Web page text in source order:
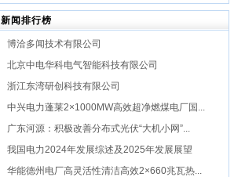
站项目5台锅炉全部点火
成功
新闻排行榜
博洽多闻技术有限公司
北京中电华科电气智能科技有限公司
浙江东湾研创科技有限公司
中兴电力蓬莱2×1000MW高效超净燃煤电厂国...
广东河源：积极改善分布式光伏“大机小网”...
我国电力2024年发展综述及2025年发展展望
华能德州电厂高灵活性清洁高效2×660兆瓦热...